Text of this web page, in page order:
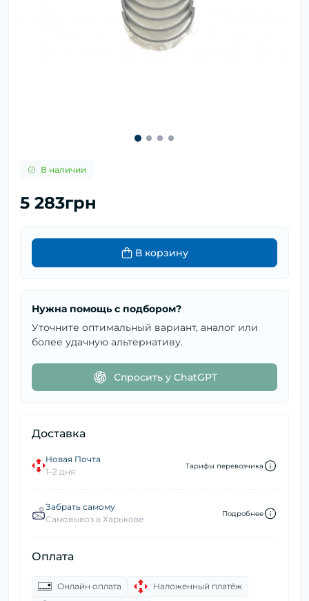
В наличии
5 283грн
В корзину
Нужна помощь с подбором?
Уточните оптимальный вариант, аналог или
более удачную альтернативу.
Спросить у ChatGPT
Доставка
Новая Почта
1–2 дня
Тарифы перевозчика
Забрать самому
Самовывоз в Харькове
Подробнее
Оплата
Онлайн оплата
Наложенный платёж